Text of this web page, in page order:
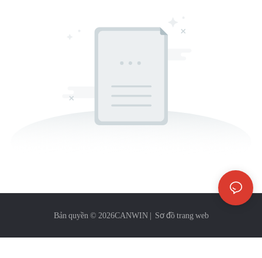
Bản quyền © 2026CANWIN | Sơ đồ trang web